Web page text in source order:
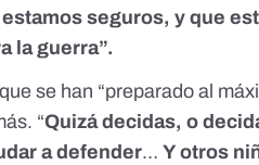
seguros, y que
la guerra”.
se han “preparado al
“Quizá decidas, o
a defender…Y otros